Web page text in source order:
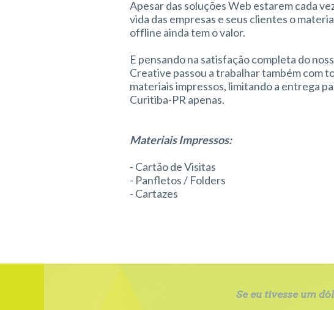
Apesar das soluções Web estarem cada
vida das empresas e seus clientes o
offline ainda tem o valor.
E pensando na satisfação completa do
Creative passou a trabalhar também com
materiais impressos, limitando a entrega
Curitiba-PR apenas.
Materiais Impressos:
- Cartão de Visitas
- Panfletos / Folders
- Cartazes
Se eu tivesse um